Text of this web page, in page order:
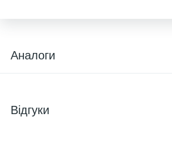
Аналоги
Відгуки